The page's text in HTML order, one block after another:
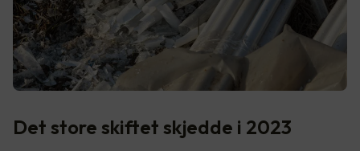
Det store skiftet skjedde i 2023